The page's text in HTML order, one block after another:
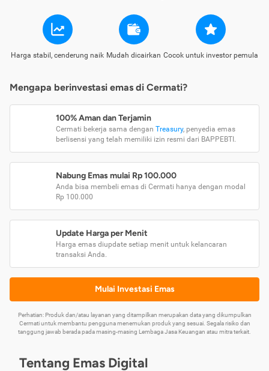
Harga stabil, cenderung naik Mudah dicairkan Cocok untuk investor pemula
Mengapa berinvestasi emas di Cermati?
100% Aman dan Terjamin
Cermati bekerja sama dengan Treasury, penyedia emas
berlisensi yang telah memiliki izin resmi dari BAPPEBTI.
Nabung Emas mulai Rp 100.000
Anda bisa membeli emas di Cermati hanya dengan modal
Rp 100.000
Update Harga per Menit
Harga emas diupdate setiap menit untuk kelancaran
transaksi Anda.
Mulai Investasi Emas
Perhatian: Produk dan/atau layanan yang ditampilkan merupakan data yang dikumpulkan
Cermati untuk membantu pengguna menemukan produk yang sesuai. Segala risiko dan
tanggung jawab berada pada masing-masing Lembaga Jasa Keuangan atau mitra terkait.
Tentang Emas Digital